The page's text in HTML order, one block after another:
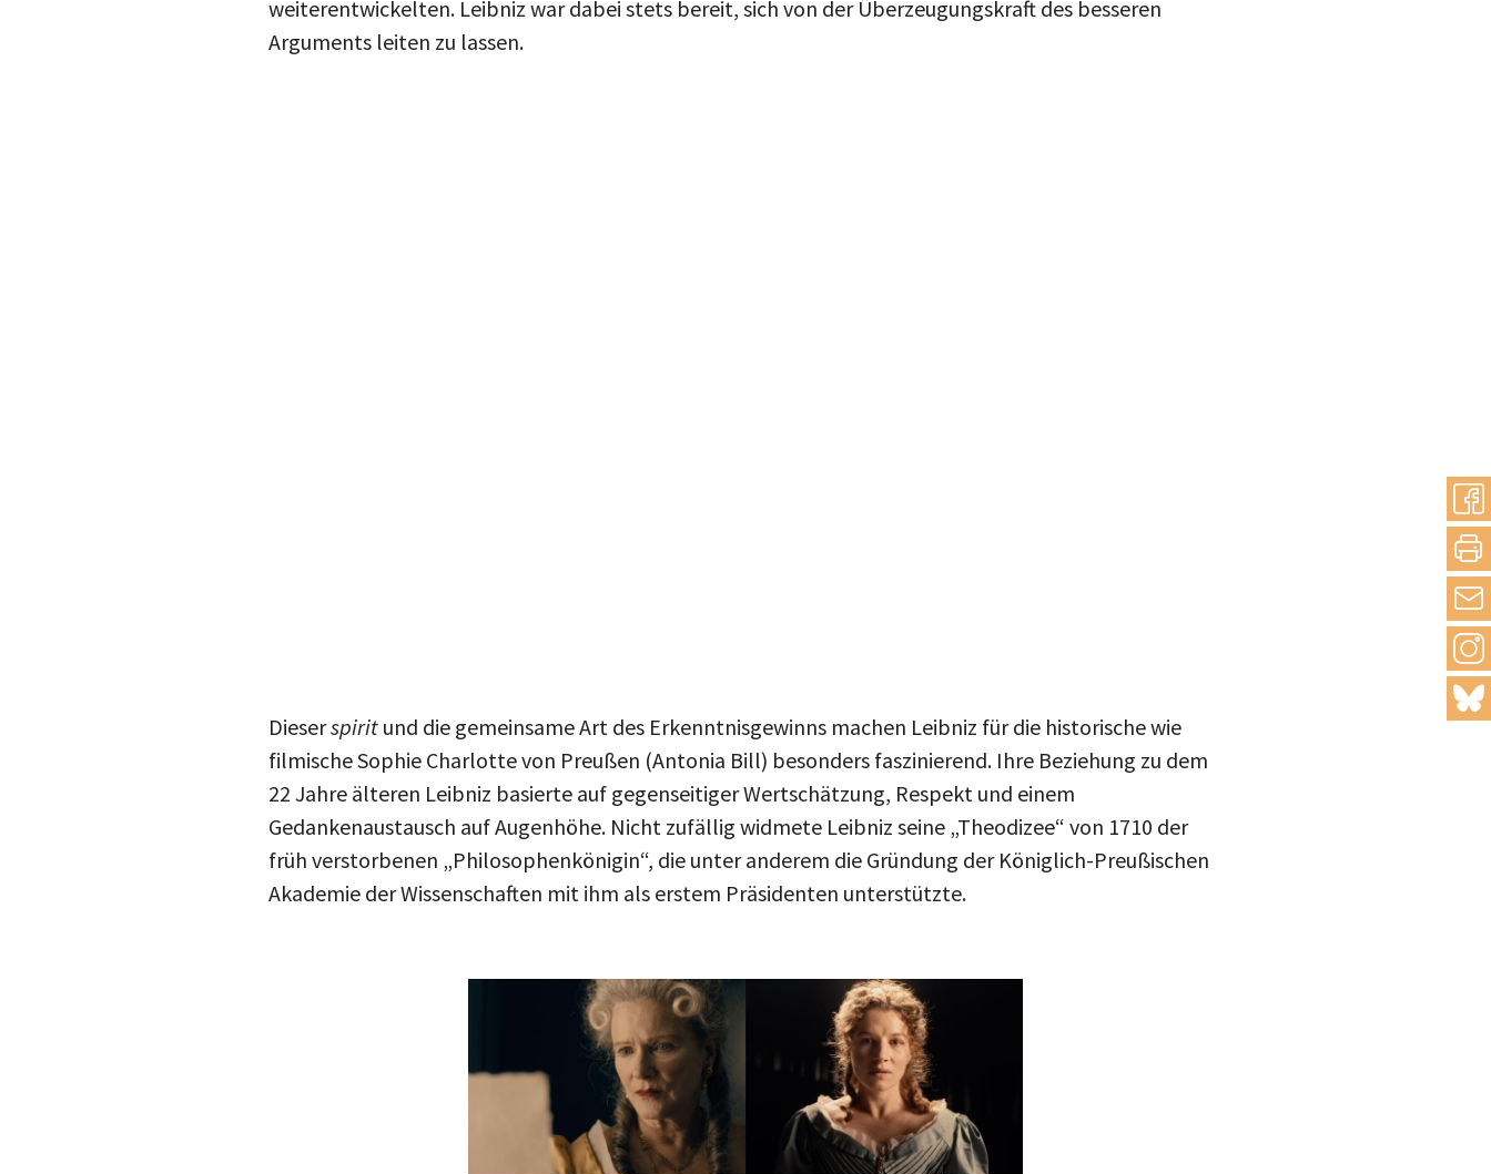
mail
Arguments leiten zu lassen.
Dieser spirit und die gemeinsame Art des Erkenntnisgewinns machen Leibniz für die historische wie
filmische Sophie Charlotte von Preußen (Antonia Bill) besonders faszinierend. Ihre Beziehung zu dem
22 Jahre älteren Leibniz basierte auf gegenseitiger Wertschätzung, Respekt und einem
Gedankenaustausch auf Augenhöhe. Nicht zufällig widmete Leibniz seine „Theodizee“ von 1710 der
früh verstorbenen „Philosophenkönigin“, die unter anderem die Gründung der Königlich-Preußischen
Akademie der Wissenschaften mit ihm als erstem Präsidenten unterstützte.
Image